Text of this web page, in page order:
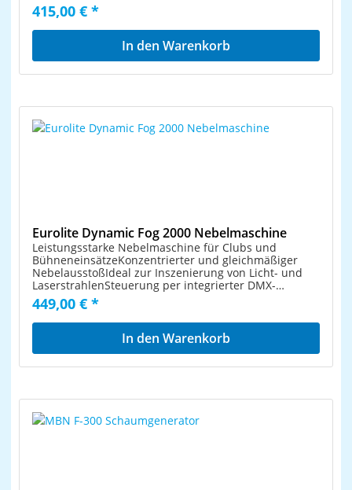
Komfortable Adressierung und Einstellung über
Steuereinheit mit LED-Anzeige mit 4 Bedientasten
Manuelle Auslösung oder Auslösung per beiliegender
Funkfernbedienung oder per integrierter DMX512-
Schnittstelle DMX512-Steuerung über jeden
einstellbar Herausnehmbarer Tank mit Pegelanzeige
Optoelektronischer Sensor mit Flüssigkeitsmangel-
Schutzschaltung Netzanschluss über beiliegendes
415,00 € *
In den Warenkorb
Eurolite Dynamic Fog 2000 Nebelmaschine
Leistungsstarke Nebelmaschine für Clubs und
BühneneinsätzeKonzentrierter und gleichmäßiger
NebelausstoßIdeal zur Inszenierung von Licht- und
LaserstrahlenSteuerung per integrierter DMX-
Schnittstelle oder Steuermodul mit LCD-
AnzeigeEinstellbarer Timer mit Intervall, Dauer und
NebelmengeZusätzlich mit handlichem Funksender
für kontinuierliche AuslösungTemperaturregelung
durch ThermoschalterHerausnehmbarer Tank,
poligen AnschlüssenBetrieb mit herkömmlichem
Nebelfluid auf WasserbasisMetallgehäuse mit
schwenkbarem Hängebügel und Fangseilöse
449,00 € *
In den Warenkorb